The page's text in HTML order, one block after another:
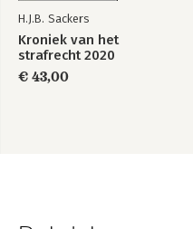
H.J.B. Sackers
Kroniek van het
strafrecht 2020
€ 43,00